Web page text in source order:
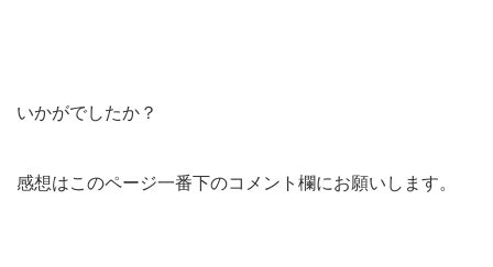
いかがでしたか？
感想はこのページ一番下のコメント欄にお願いします。